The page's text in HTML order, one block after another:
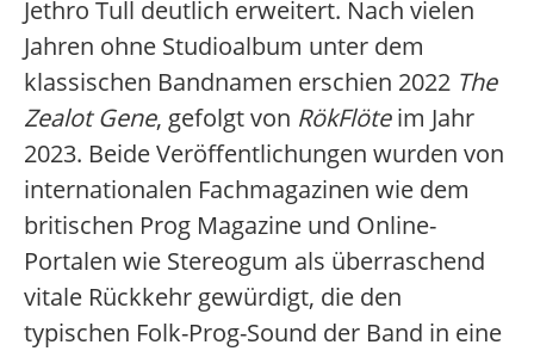
Jethro Tull deutlich erweitert. Nach vielen
Jahren ohne Studioalbum unter dem
klassischen Bandnamen erschien 2022 The
Zealot Gene, gefolgt von RökFlöteim Jahr
2023. Beide Veröffentlichungen wurden von
internationalen Fachmagazinen wie dem
britischen Prog Magazine und Online-
Portalen wie Stereogum als überraschend
vitale Rückkehr gewürdigt, die den
typischen Folk-Prog-Sound der Band in eine